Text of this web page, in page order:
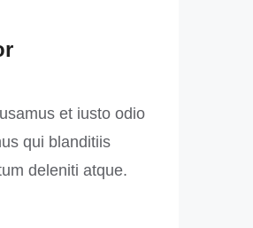
et iusto odio
qui blanditiis
deleniti atque.